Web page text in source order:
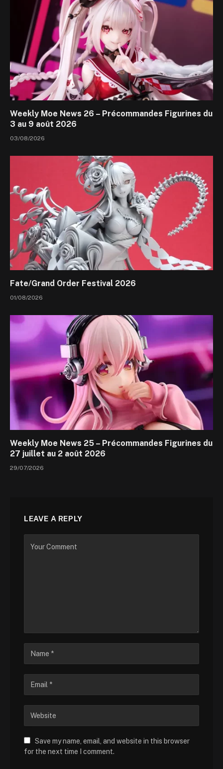
Weekly Moe News 26 – Précommandes Figurines du
3 au 9 août 2026
03/08/2026
Fate/Grand Order Festival 2026
01/08/2026
Weekly Moe News 25 – Précommandes Figurines du
27 juillet au 2 août 2026
29/07/2026
LEAVE A REPLY
Save my name, email, and website in this browser
for the next time I comment.